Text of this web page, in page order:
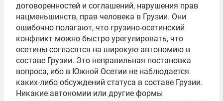
договоренностей и соглашений, нарушения прав
нацменьшинств, прав человека в Грузии. Они
ошибочно полагают, что грузино-осетинский
конфликт можно быстро урегулировать, что
осетины согласятся на широкую автономию в
составе Грузии. Это неправильная постановка
вопроса, ибо в Южной Осетии не наблюдается
каких-либо обсуждений статуса в составе Грузии.
Никакие автономии или другие формы